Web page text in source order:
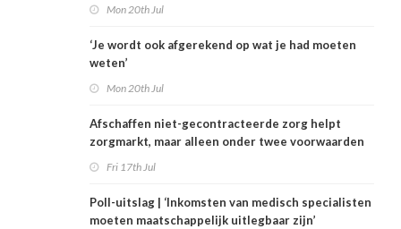
Mon 20th Jul
‘Je wordt ook afgerekend op wat je had moeten
weten’
Mon 20th Jul
Afschaffen niet-gecontracteerde zorg helpt
zorgmarkt, maar alleen onder twee voorwaarden
Fri 17th Jul
Poll-uitslag | ‘Inkomsten van medisch specialisten
moeten maatschappelijk uitlegbaar zijn’